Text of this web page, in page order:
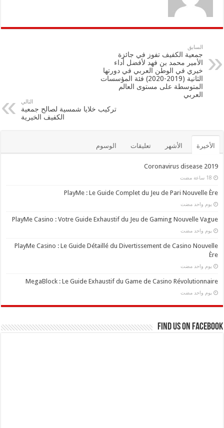
السابق
جمعية الكفيف تفوز في جائزة
الأمير محمد بن فهد لأفضل أداء
خيري في الوطن العربي في دورتها
الثانية (2019-2020) فئة المؤسسات
المتوسطة على مستوى العالم
العربي
التالي
تركيب خلايا شمسية لصالح جمعية
الكفيف الخيرية
الأخيرة الأشهر تعليقات الوسوم
Coronavirus disease 2019
PlayMe : Le Guide Complet du Jeu de Pari Nouvelle Ère
‏يوم واحد مضت
PlayMe Casino : Votre Guide Exhaustif du Jeu de Gaming Nouvelle Vague
‏يوم واحد مضت
PlayMe Casino : Le Guide Détaillé du Divertissement de Casino Nouvelle
Ère
‏يوم واحد مضت
MegaBlock : Le Guide Exhaustif du Game de Casino Révolutionnaire
‏يوم واحد مضت
Find us on Facebook